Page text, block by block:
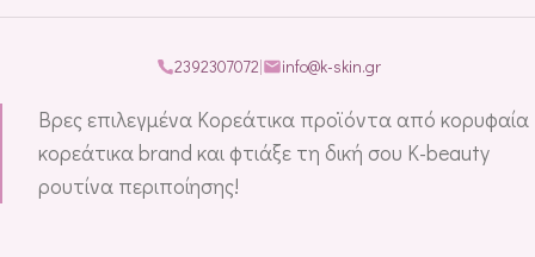
2392307072| info@k-skin.gr
Βρες επιλεγμένα Κορεάτικα προϊόντα από κορυφαία
κορεάτικα brand και φτιάξε τη δική σου K-beauty
ρουτίνα περιποίησης!